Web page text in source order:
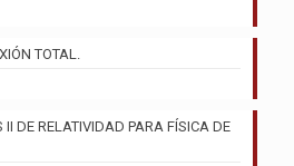
TOTAL.
II DE RELATIVIDAD PARA FÍSICA DE